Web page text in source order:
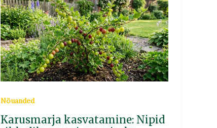
Nõuanded
Karusmarja kasvatamine: Nipid
kasvatamine:
Nipid
rikkaliku
saagi
saamiseks